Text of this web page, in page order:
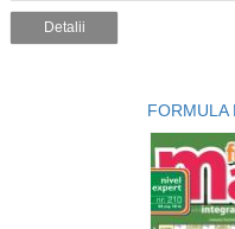
Detalii
FORMULA